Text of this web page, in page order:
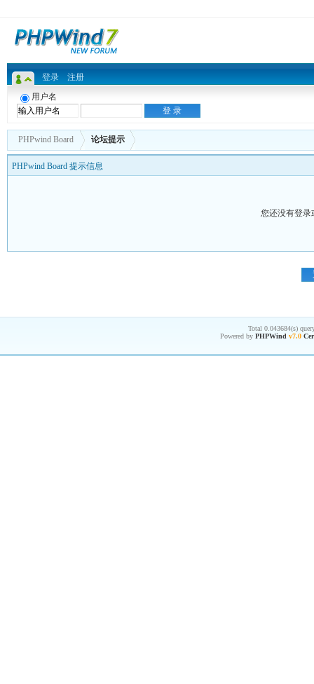
登录 注册
用户名
PHPwind Board 论坛提示
PHPwind Board 提示信息
您还没有登录
Total 0.043684(s)
Powered by PHPWind v7.0